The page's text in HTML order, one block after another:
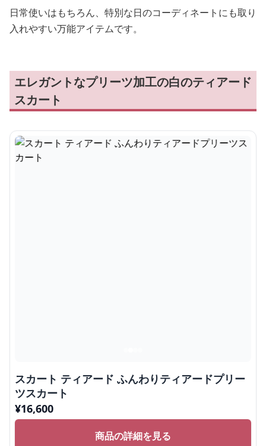
日常使いはもちろん、特別な日のコーディネートにも取り
入れやすい万能アイテムです。
エレガントなプリーツ加工の白のティアード
スカート
スカート ティアード ふんわりティアードプリー
ツスカート
¥16,600
商品の詳細を見る